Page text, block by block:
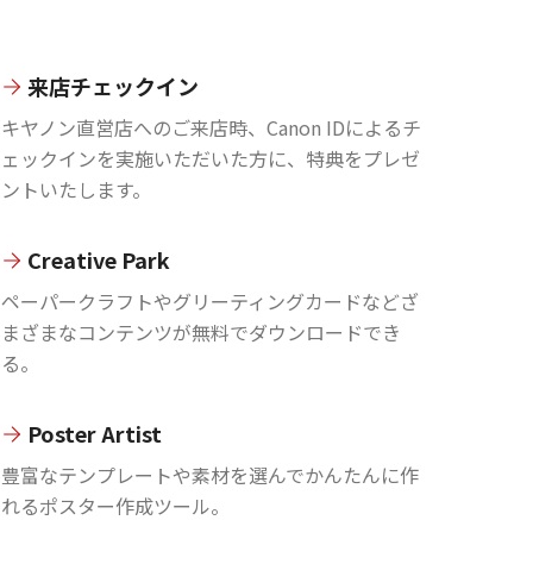
来店チェックイン
キヤノン直営店へのご来店時、Canon IDによるチ
ェックインを実施いただいた方に、特典をプレゼ
ントいたします。
Creative Park
ペーパークラフトやグリーティングカードなどざ
まざまなコンテンツが無料でダウンロードでき
る。
Poster Artist
豊富なテンプレートや素材を選んでかんたんに作
れるポスター作成ツール。